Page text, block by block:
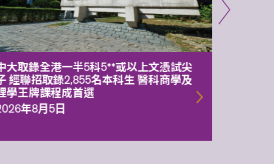
大取錄全港一半5科5**或以上文憑試尖
經聯招取錄2,855名本科生 醫科商學及
學王牌課程成首選
年8月5日